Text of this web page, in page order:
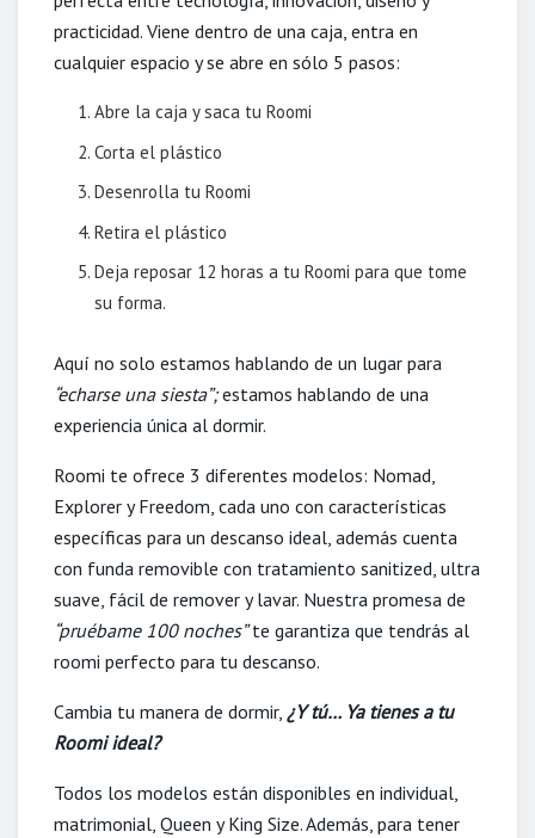
practicidad. Viene dentro de una caja, entra en
cualquier espacio y se abre en sólo 5 pasos:
Abre la caja y saca tu Roomi
Corta el plástico
Desenrolla tu Roomi
Retira el plástico
Deja reposar 12 horas a tu Roomi para que tome
su forma.
Aquí no solo estamos hablando de un lugar para
“echarse una siesta”;estamos hablando de una
experiencia única al dormir.
Roomi te ofrece 3 diferentes modelos: Nomad,
Explorer y Freedom, cada uno con características
específicas para un descanso ideal, además cuenta
con funda removible con tratamiento sanitized, ultra
suave, fácil de remover y lavar. Nuestra promesa de
“pruébame 100 noches”te garantiza que tendrás al
roomi perfecto para tu descanso.
Cambia tu manera de dormir, ¿Y tú… Ya tienes a tu
Roomi ideal?
Todos los modelos están disponibles en individual,
matrimonial, Queen y King Size. Además, para tener